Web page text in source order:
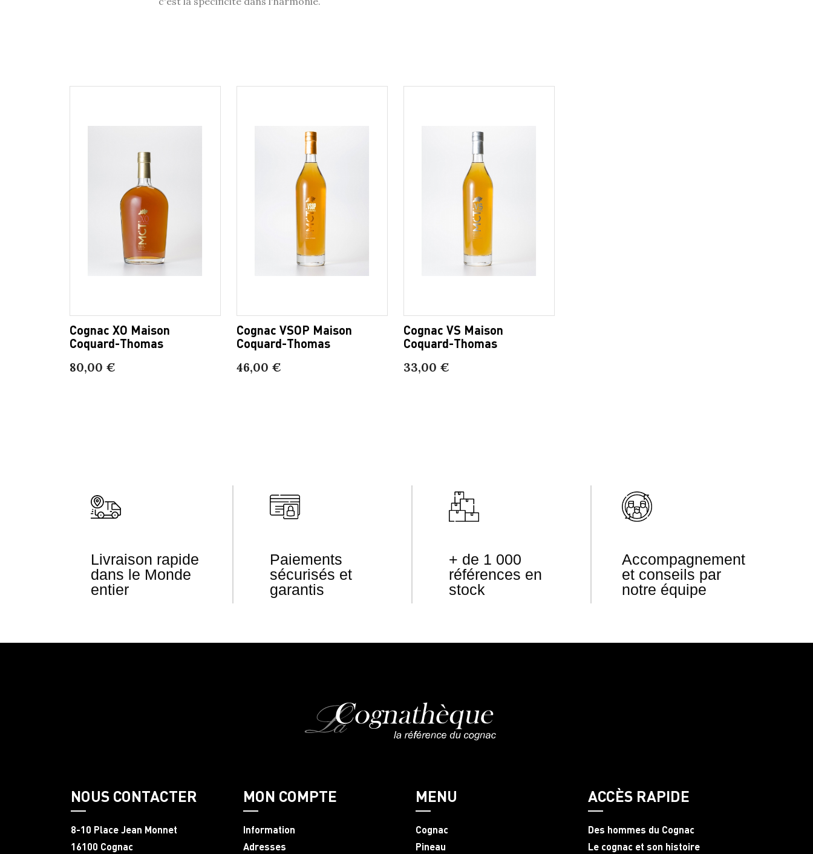
Cognac XO Maison
Coquard-Thomas
80,00 €
Cognac VSOP Maison
Coquard-Thomas
46,00 €
Cognac VS Maison
Coquard-Thomas
33,00 €
Livraison rapide
dans le Monde
entier
Paiements
sécurisés et
garantis
+ de 1 000
références en
stock
Accompagnement
et conseils par
notre équipe
NOUS CONTACTER
8-10 Place Jean Monnet
16100 Cognac
MON COMPTE
Information
Adresses
MENU
Cognac
Pineau
ACCÈS RAPIDE
Des hommes du Cognac
Le cognac et son histoire